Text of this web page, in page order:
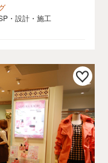
・設計・施工